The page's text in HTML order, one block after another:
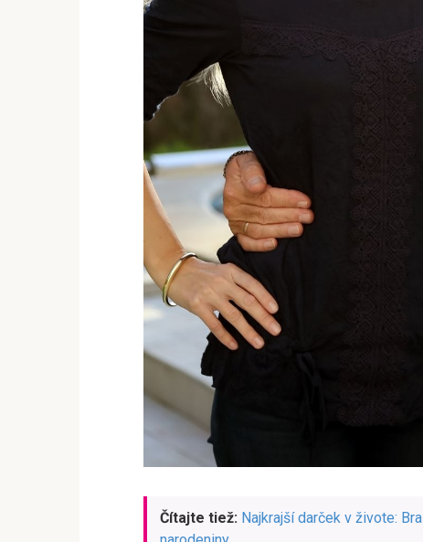
Čítajte tiež: Najkrajší darček v živote: